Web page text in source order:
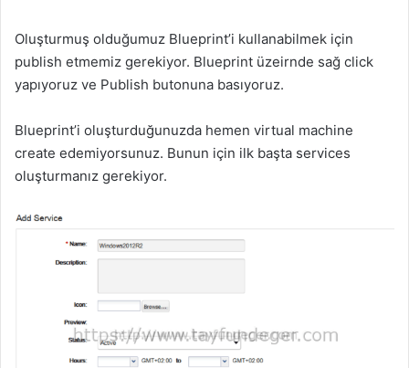
Oluşturmuş olduğumuz Blueprint’i kullanabilmek için
publish etmemiz gerekiyor. Blueprint üzeirnde sağ click
yapıyoruz ve Publish butonuna basıyoruz.
Blueprint’i oluşturduğunuzda hemen virtual machine
create edemiyorsunuz. Bunun için ilk başta services
oluşturmanız gerekiyor.